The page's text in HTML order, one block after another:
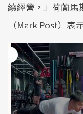
續經營，」荷蘭
（Mark Post）表